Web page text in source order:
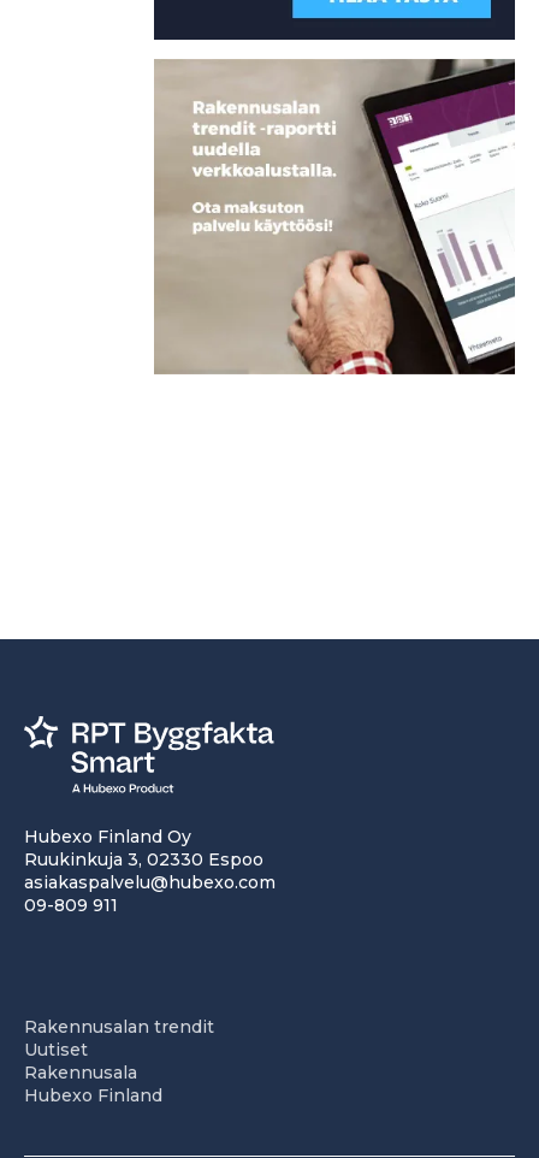
Hubexo Finland Oy
Ruukinkuja 3, 02330 Espoo
asiakaspalvelu@hubexo.com
09-809 911
Rakennusalan trendit
Uutiset
Rakennusala
Hubexo Finland